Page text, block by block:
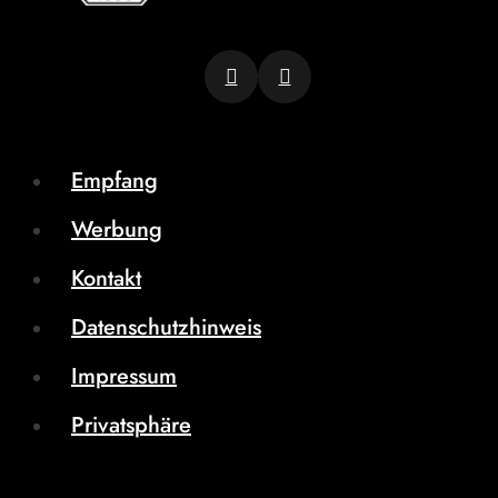
Empfang
Werbung
Kontakt
Datenschutzhinweis
Impressum
Privatsphäre